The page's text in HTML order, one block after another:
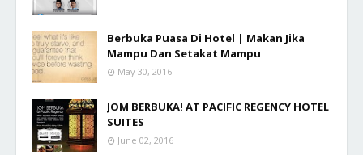
Berbuka Puasa Di Hotel | Makan Jika
Mampu Dan Setakat Mampu
May 30, 2016
JOM BERBUKA! AT PACIFIC REGENCY HOTEL
SUITES
June 02, 2016